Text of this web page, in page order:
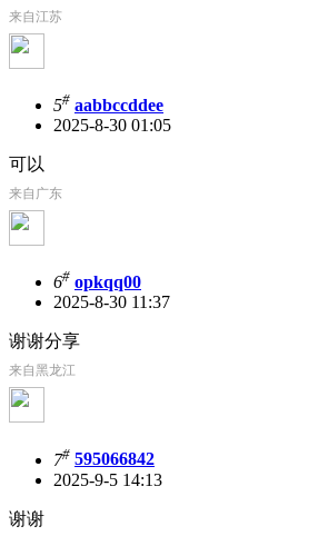
来自江苏
5# aabbccddee
2025-8-30 01:05
可以
来自广东
6# opkqq00
2025-8-30 11:37
谢谢分享
来自黑龙江
7# 595066842
2025-9-5 14:13
谢谢